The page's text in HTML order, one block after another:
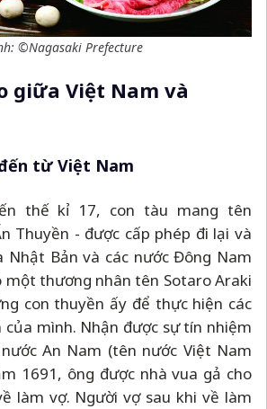
©Nagasaki Prefecture
giữa Việt Nam và
từ Việt Nam
thế kỉ 17, con tàu mang tên
Thuyền - được cấp phép đi lại và
Nhật Bản và các nước Đông Nam
một thương nhân tên Sotaro Araki
con thuyền ấy để thực hiện các
của mình. Nhận được sự tín nhiệm
An Nam (tên nước Việt Nam
1691, ông được nhà vua gả cho
làm vợ. Người vợ sau khi về làm